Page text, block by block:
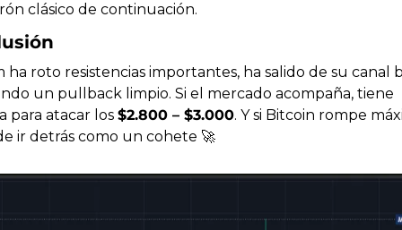
clásico de continuación.
roto resistencias importantes, ha salido de su canal
un pullback limpio. Si el mercado acompaña, tiene
para atacar los $2.800 – $3.000. Y si Bitcoin rompe
ir detrás como un cohete 🚀